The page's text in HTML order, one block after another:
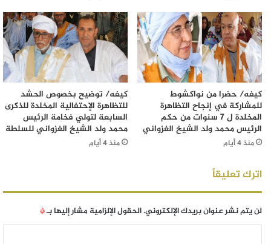
كيفه/ حضرا من نواكشوط
للمشاركة في إنجاح التظاهرة
المخلدة ل 7 سنوات من حكم
الرئيس محمد ولد الشيخ الغزواني
منذ 4 أيام
كيفه/ توضيح بخصوص الحشد
للتظاهرة الإحتفالية المخلدة للذكرى
السابعة لتولي فخامة الرئيس
محمد ولد الشيخ الغزواني للسلطة
منذ 4 أيام
اترك تعليقاً
لن يتم نشر عنوان بريدك الإلكتروني.الحقول الإلزامية مشار إليها بـ*